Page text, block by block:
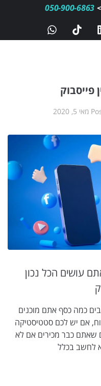
פייסבוק
מאי 5, 2020
עושים הכל נכון
כמה כסף אתם מוכנים
אם יש לכם סטטיסטיקה
שאתם כבר מכירים אם לא
לחשב בכלל